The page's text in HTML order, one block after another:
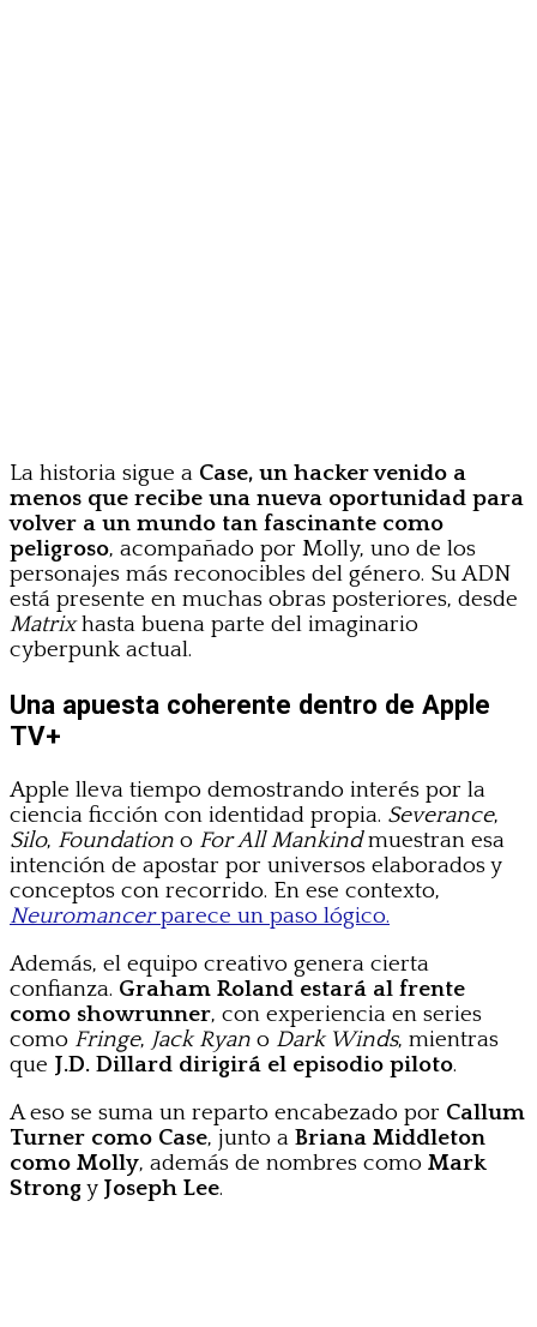
La historia sigue a Case, un hacker venido a
menos que recibe una nueva oportunidad para
volver a un mundo tan fascinante como
peligroso, acompañado por Molly, uno de los
personajes más reconocibles del género. Su ADN
está presente en muchas obras posteriores, desde
Matrixhasta buena parte del imaginario
cyberpunk actual.
Una apuesta coherente dentro de Apple
TV+
Apple lleva tiempo demostrando interés por la
ciencia ficción con identidad propia. Severance,
Silo, Foundation o For All Mankindmuestran esa
intención de apostar por universos elaborados y
conceptos con recorrido. En ese contexto,
Neuromancerparece un paso lógico.
Además, el equipo creativo genera cierta
confianza. Graham Roland estará al frente
como showrunner, con experiencia en series
como Fringe, Jack Ryan o Dark Winds, mientras
que J.D. Dillard dirigirá el episodio piloto.
A eso se suma un reparto encabezado por Callum
Turner como Case, junto a Briana Middleton
como Molly, además de nombres como Mark
Strongy Joseph Lee.